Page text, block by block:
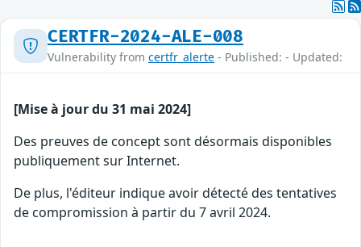
CERTFR-2024-ALE-008
Vulnerability from certfr_alerte - Published: - Updated:
[Mise à jour du 31 mai 2024]
Des preuves de concept sont désormais disponibles
publiquement sur Internet.
De plus, l'éditeur indique avoir détecté des tentatives
de compromission à partir du 7 avril 2024.